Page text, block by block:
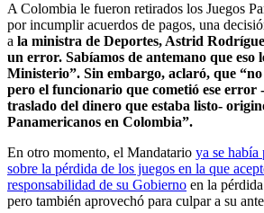
A Colombia le fueron retirados los Juegos
por incumplir acuerdos de pagos, una
a la ministra de Deportes, Astrid
un error. Sabíamos de antemano que eso
Ministerio”. Sin embargo, aclaró, que
pero el funcionario que cometió ese error
traslado del dinero que estaba listo-
Panamericanos en Colombia”.
En otro momento, el Mandatario ya se
sobre la pérdida de los juegos en la que
responsabilidad de su Gobierno en la
pero también aprovechó para culpar a su